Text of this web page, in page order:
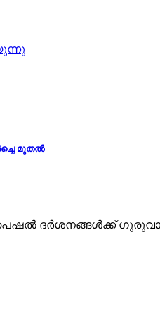
മുതല്‍
ദർശനങ്ങള്‍ക്ക്